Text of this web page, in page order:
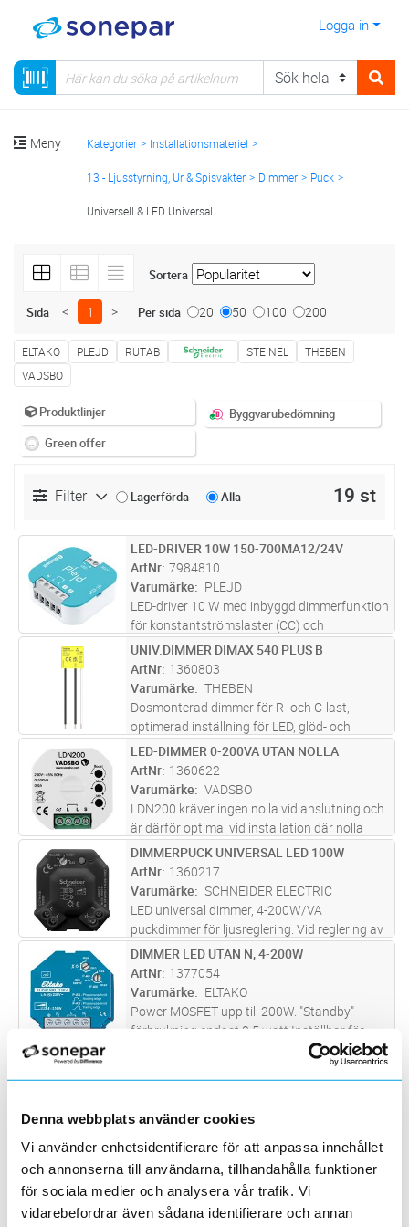
Denna webbplats använder cookies
Vi använder enhetsidentifierare för att anpassa innehållet
och annonserna till användarna, tillhandahålla funktioner
för sociala medier och analysera vår trafik. Vi
vidarebefordrar även sådana identifierare och annan
Logga in
Meny Kategorier Installationsmateriel
13 - Ljusstyrning, Ur & Spisvakter Dimmer Puck
Universell & LED Universal
Sortera
Sida < 1 > Per sida 20 50 100 200
ELTAKO PLEJD RUTAB STEINEL
THEBEN
VADSBO
Produktlinjer
Byggvarubedömning
Green offer
Filter Lagerförda Alla 19 st
ST Lägg i kundvagn
LED-DRIVER 10W 150-700MA12/24V
ArtNr 7984810
Varumärke
PLEJD
LED-driver 10 W med inbyggd dimmerfunktion
för konstantströmslaster (CC) och
konstantspänningslaster (CV). Lastutgången
är isolerad från nätspänningen (SELV). LED-10
har två separata ingångar för sty
ST Lägg i kundvagn
UNIV.DIMMER DIMAX 540 PLUS B
ArtNr 1360803
Varumärke
THEBEN
Dosmonterad dimmer för R- och C-last,
optimerad inställning för LED, glöd- och
halogenlampor, helkapslat utförande, ingen 0-
anslutning, kompakt utförande, perfekt för
eftermontage, överhettningsskydd
ST Lägg i kundvagn
LED-DIMMER 0-200VA UTAN NOLLA
ArtNr 1360622
Varumärke
VADSBO
LDN200 kräver ingen nolla vid anslutning och
är därför optimal vid installation där nolla
saknas i apparatdosa eller i svårtillgänglig
installationsmiljö. Dimmern styrs av en eller
flera återfjädrand...läs mer
ST Lägg i kundvagn
DIMMERPUCK UNIVERSAL LED 100W
ArtNr 1360217
Varumärke
SCHNEIDER ELECTRIC
LED universal dimmer, 4-200W/VA
puckdimmer för ljusreglering. Vid reglering av
bakkantstyrd LED lampa (RC) 4-100VA.
Framkantstyrd LED lampa (RL) 4-20VA.
Glödljus, (R) och de flesta typer av
elektroni...läs mer
ST Lägg i kundvagn
DIMMER LED UTAN N, 4-200W
ArtNr 1377054
Varumärke
ELTAKO
Power MOSFET upp till 200W. "Standby"
förbrukning endast 0,5 watt.Inställbar för
fram- eller bakkantsdimring samt
minnesfunktion AV/PÅLägsta ljusnivå och
DIMMERPUCK M. NOLLA WISER
Wiser MW LED dimmerpuck från Schneider
ljuskällor och resistiva eller kapacitiva
belastningar. Mulitwire-teknik - fungerar med
och utan neutralledare Kan...läs mer
ST Lägg i kundvagn
UNI.TRYCKKN.DIMMER 0-400W UC
ArtNr 1377065
Varumärke ELTAKO
Universell dimmer. Power MOSFET upp till